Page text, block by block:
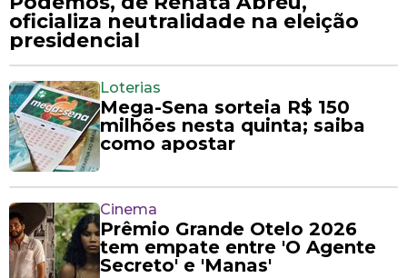
oficializa neutralidade na eleição
presidencial
Loterias
Mega-Sena sorteia R$ 150
milhões nesta quinta; saiba
como apostar
Cinema
Prêmio Grande Otelo 2026
tem empate entre 'O Agente
Secreto' e 'Manas'